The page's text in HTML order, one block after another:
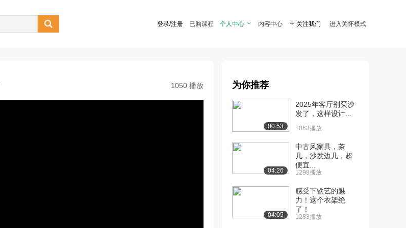
 登录/注册 已购课程 个人中心  内容中心  关注我们 进入关怀模式
1050 播放 为你推荐
00:53
2025年客厅别买沙
发了，这样设计...
1063播放
04:26
中古风家具，茶
几，沙发边几，超
便宜...
1298播放
04:05
感受下铁艺的魅
力！这个衣架绝
了！
1283播放